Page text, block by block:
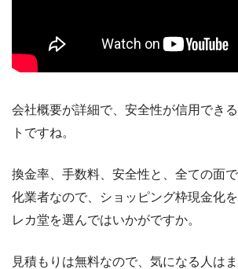
会社概要が詳細で、安全性が信用でき
トですね。
換金率、手数料、安全性と、全ての面
化業者なので、ショッピング枠現金化
レカ堂を選んではいかがですか。
見積もりは無料なので、気になる人は